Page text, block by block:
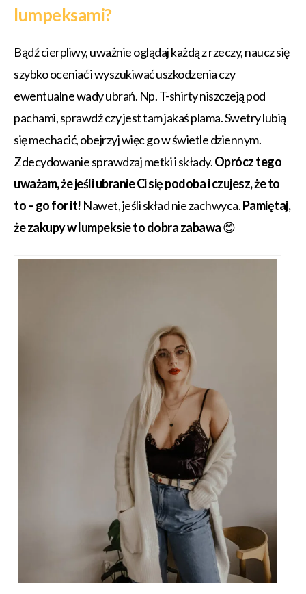
lumpeksami?
Bądź cierpliwy, uważnie oglądaj każdą z rzeczy, naucz się
szybko oceniać i wyszukiwać uszkodzenia czy
ewentualne wady ubrań. Np. T-shirty niszczeją pod
pachami, sprawdź czy jest tam jakaś plama. Swetry lubią
się mechacić, obejrzyj więc go w świetle dziennym.
Zdecydowanie sprawdzaj metki i składy.Oprócz tego
uważam, że jeśli ubranie Ci się podoba i czujesz, że to
to – go for it! Nawet, jeśli skład nie zachwyca.Pamiętaj,
że zakupy w lumpeksie to dobra zabawa😊